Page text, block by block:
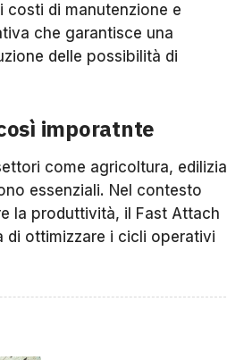
di manutenzione e
che garantisce una
delle possibilità di
imporatnte
come agricoltura, edilizia
essenziali. Nel contesto
la produttività, il Fast Attach
di ottimizzare i cicli operativi